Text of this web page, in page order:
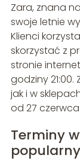
Zara, znana
swoje letnie
Klienci
skorzystać z
stronie
godziny
jak i w
od 27 czerwca.
Terminy